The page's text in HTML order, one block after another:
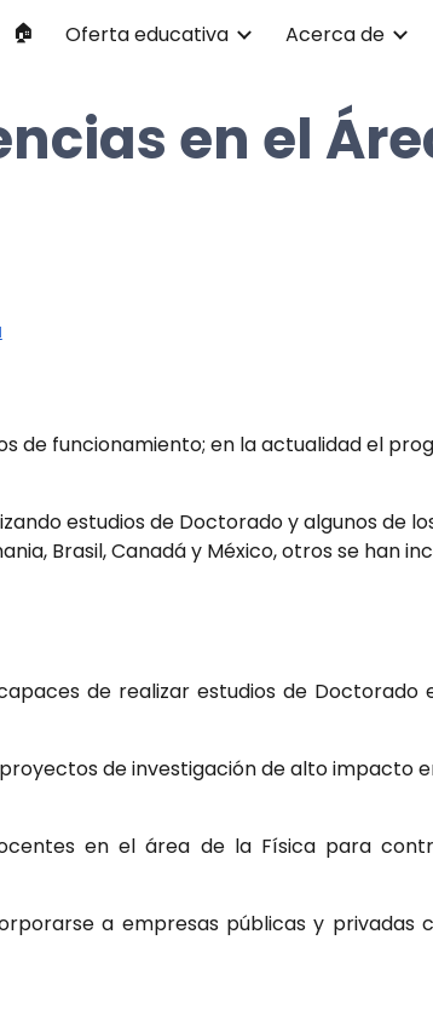
Skip to navigation
🏠 Oferta educativa Acerca de
en el
de funcionamiento; en la actualidad el
estudios de Doctorado y algunos de
Brasil, Canadá y México, otros se han
de realizar estudios de
de investigación de alto impacto
en el área de la Física para
a empresas públicas y